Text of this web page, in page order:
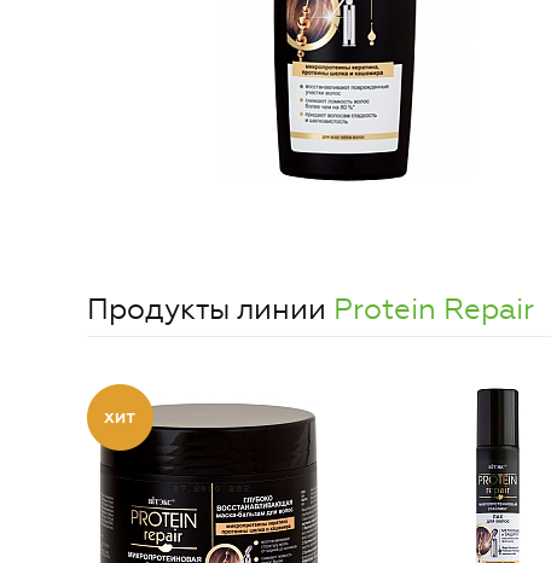
Продукты линии Protein Repair